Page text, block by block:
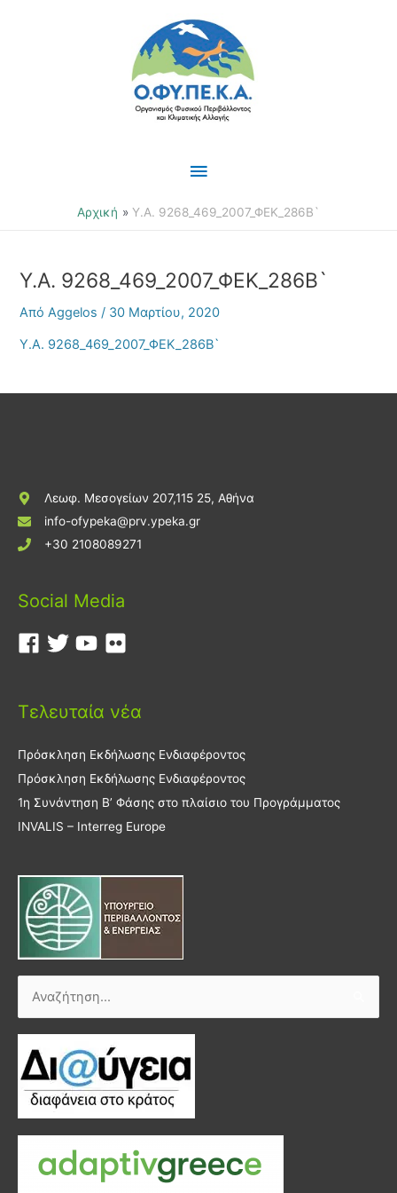
Κύριο
Μενού
Αρχική Υ.Α. 9268_469_2007_ΦΕΚ_286Β`
Υ.Α. 9268_469_2007_ΦΕΚ_286Β`
ΑπόAggelos/ 30 Μαρτίου, 2020
Υ.Α. 9268_469_2007_ΦΕΚ_286Β`
Λεωφ. Μεσογείων 207,115 25, Αθήνα
info-ofypeka@prv.ypeka.gr
+30 2108089271
Social Media
Τελευταία νέα
Πρόσκληση Εκδήλωσης Ενδιαφέροντος
Πρόσκληση Εκδήλωσης Ενδιαφέροντος
1η Συνάντηση Β’ Φάσης στο πλαίσιο του Προγράμματος
INVALIS – Interreg Europe
Αναζήτηση